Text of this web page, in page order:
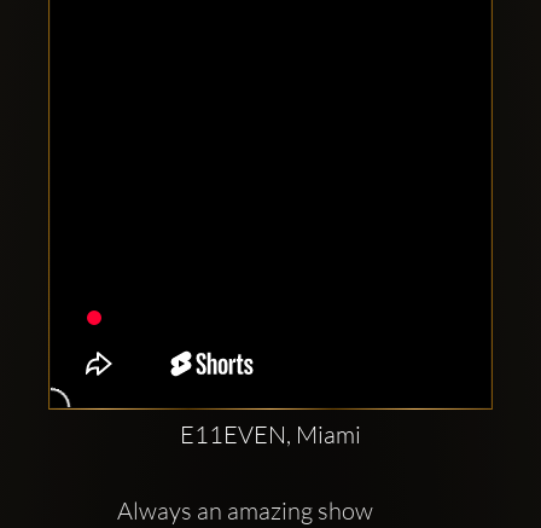
konton
E11EVEN, Miami
Always an amazing show